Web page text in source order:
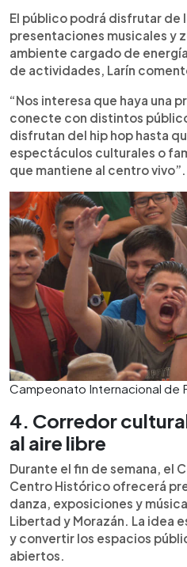
El público podrá disfrutar de
presentaciones musicales y
ambiente cargado de
de actividades, Larín
“Nos interesa que haya una
conecte con distintos
disfrutan del hip hop hasta
espectáculos culturales o
que mantiene al centro vivo”.
Campeonato Internacional de
4. Corredor
al aire libre
Durante el fin de semana, el
Centro Histórico ofrecerá
danza, exposiciones y
Libertad y Morazán. La idea
y convertir los espacios
abiertos.